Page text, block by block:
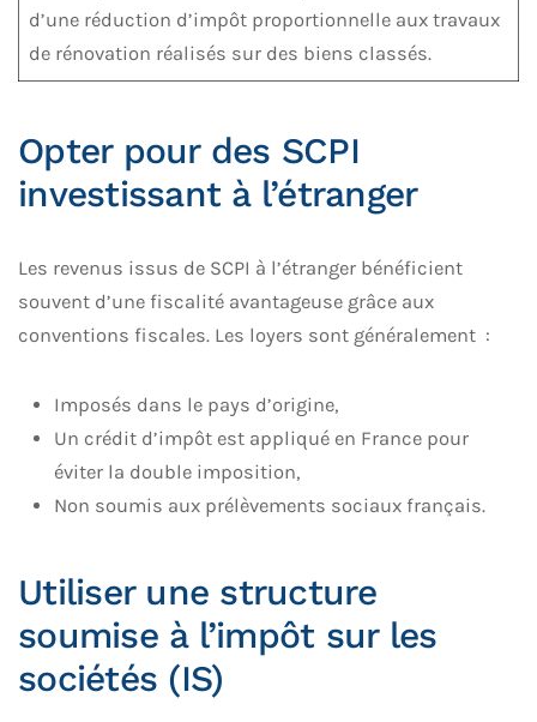
d’une réduction d’impôt proportionnelle aux travaux
de rénovation réalisés sur des biens classés.
Opter pour des SCPI
investissant à l’étranger
Les revenus issus de SCPI à l’étranger bénéficient
souvent d’une fiscalité avantageuse grâce aux
conventions fiscales. Les loyers sont généralement :
Imposés dans le pays d’origine,
Un crédit d’impôt est appliqué en France pour
éviter la double imposition,
Non soumis aux prélèvements sociaux français.
Utiliser une structure
soumise à l’impôt sur les
sociétés (IS)